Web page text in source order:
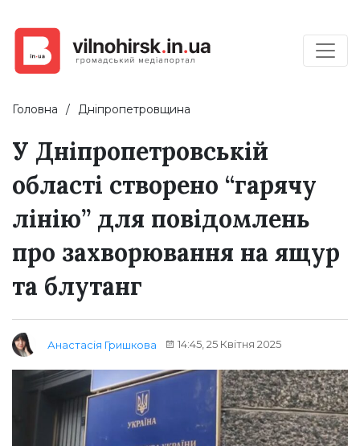
Головна Дніпропетровщина
У Дніпропетровській
області створено “гарячу
лінію” для повідомлень
про захворювання на ящур
та блутанг
Анастасія Гришкова 14:45, 25 Квітня 2025